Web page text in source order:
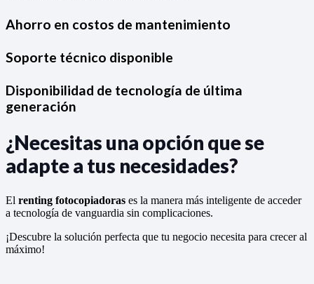
Ahorro en costos de mantenimiento
Soporte técnico disponible
Disponibilidad de tecnología de última
generación
¿Necesitas una opción que se
adapte a tus necesidades?
El renting fotocopiadoras es la manera más inteligente de acceder
a tecnología de vanguardia sin complicaciones.
¡Descubre la solución perfecta que tu negocio necesita para crecer al
máximo!